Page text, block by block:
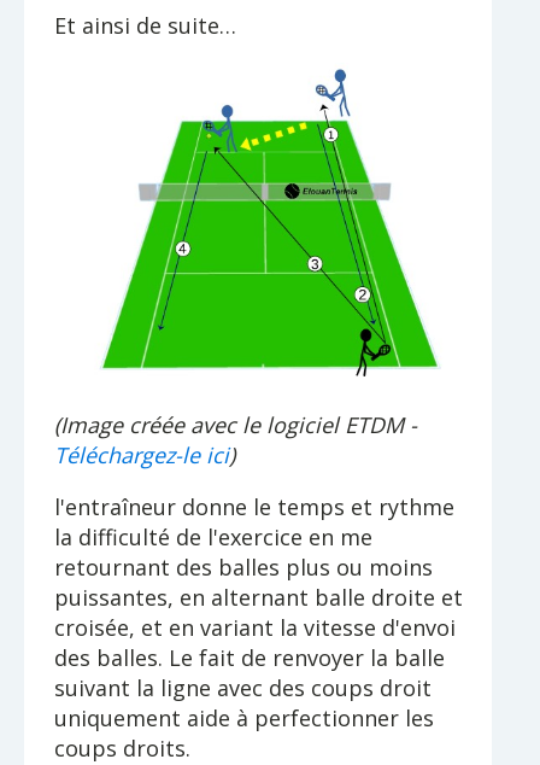
Et ainsi de suite…
(Image créée avec le logiciel ETDM -
Téléchargez-le ici)
l'entraîneur donne le temps et rythme
la difficulté de l'exercice en me
retournant des balles plus ou moins
puissantes, en alternant balle droite et
croisée, et en variant la vitesse d'envoi
des balles. Le fait de renvoyer la balle
suivant la ligne avec des coups droit
uniquement aide à perfectionner les
coups droits.